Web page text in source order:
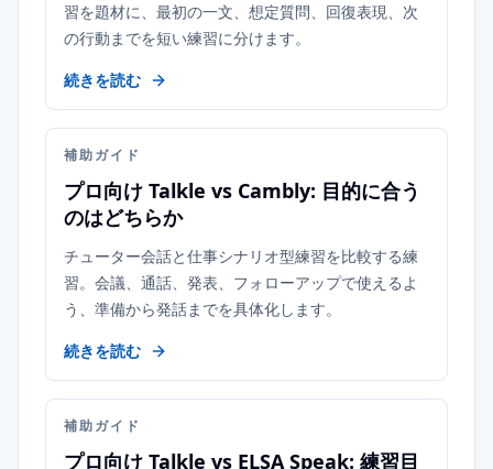
習を題材に、最初の一文、想定質問、回復表現、次
の行動までを短い練習に分けます。
続きを読む
補助ガイド
プロ向け Talkle vs Cambly: 目的に合う
のはどちらか
チューター会話と仕事シナリオ型練習を比較する練
習。会議、通話、発表、フォローアップで使えるよ
う、準備から発話までを具体化します。
続きを読む
補助ガイド
プロ向け Talkle vs ELSA Speak: 練習目